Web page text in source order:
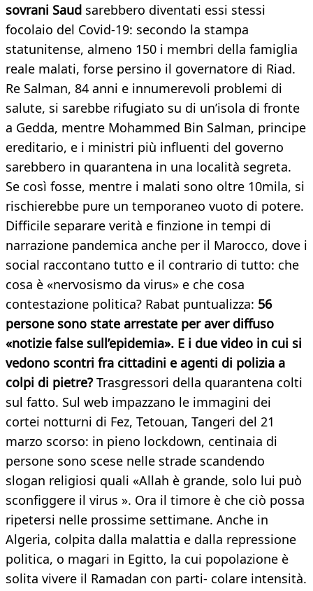
sovrani Saud sarebbero diventati essi stessi
focolaio del Covid-19: secondo la stampa
statunitense, almeno 150 i membri della famiglia
reale malati, forse persino il governatore di Riad.
Re Salman, 84 anni e innumerevoli problemi di
salute, si sarebbe rifugiato su di un’isola di fronte
a Gedda, mentre Mohammed Bin Salman, principe
ereditario, e i ministri più influenti del governo
sarebbero in quarantena in una località segreta.
Se così fosse, mentre i malati sono oltre 10mila, si
rischierebbe pure un temporaneo vuoto di potere.
Difficile separare verità e finzione in tempi di
narrazione pandemica anche per il Marocco, dove i
social raccontano tutto e il contrario di tutto: che
cosa è «nervosismo da virus» e che cosa
contestazione politica? Rabat puntualizza: 56
persone sono state arrestate per aver diffuso
«notizie false sull’epidemia». E i due video in cui si
vedono scontri fra cittadini e agenti di polizia a
colpi di pietre? Trasgressori della quarantena colti
sul fatto. Sul web impazzano le immagini dei
cortei notturni di Fez, Tetouan, Tangeri del 21
marzo scorso: in pieno lockdown, centinaia di
persone sono scese nelle strade scandendo
slogan religiosi quali «Allah è grande, solo lui può
sconfiggere il virus ». Ora il timore è che ciò possa
ripetersi nelle prossime settimane. Anche in
Algeria, colpita dalla malattia e dalla repressione
politica, o magari in Egitto, la cui popolazione è
solita vivere il Ramadan con parti- colare intensità.